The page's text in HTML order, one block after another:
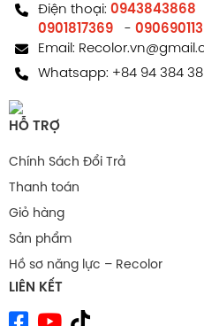
Điện thoại: 0943843868
0901817369
-
Email:
Whatsapp: +84 94 384
HỖ TRỢ
Chính Sách Đổi Trả
Thanh toán
Giỏ hàng
Sản phẩm
Hồ sơ năng lực – Recolor
LIÊN KẾT